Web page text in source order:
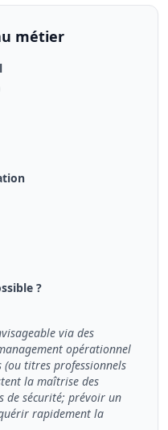
métier
?
via des
opérationnel
(ou titres professionnels
la maîtrise des
de sécurité; prévoir un
rapidement la